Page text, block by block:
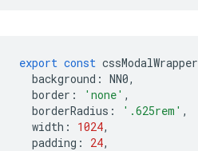
export const cssModalWrapper
background : NN0,
border : 'none' ,
borderRadius : '.625rem' ,
width : 1024,
padding : 24,